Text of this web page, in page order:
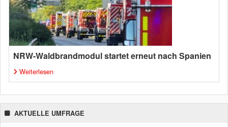
NRW-Waldbrandmodul startet erneut nach Spanien
Weiterlesen
AKTUELLE UMFRAGE